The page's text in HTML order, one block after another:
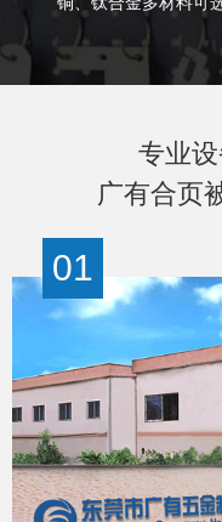
专业
广有合页
01